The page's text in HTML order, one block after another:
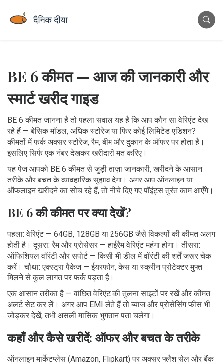
BE 6 कीमत — आज की जानकारी और
स्मार्ट खरीद गाइड
BE 6 कीमत जानना है तो पहला सवाल यह है कि आप कौन सा वेरिएंट देख
रहे हैं — बेसिक मॉडल, अधिक स्टोरेज या फिर कोई लिमिटेड एडिशन?
कीमतों में फर्क अक्सर स्टोरेज, रैम, बीम और दुकान के ऑफर पर होता है।
इसलिए सिर्फ एक नंबर देखकर खरीदारी मत करिए।
यह पेज आपको BE 6 कीमत से जुड़ी ताज़ा जानकारी, खरीदने के आसान
तरीके और बचत के व्यावहारिक सुझाव देगा। अगर आप ऑनलाइन या
ऑफलाइन खरीदने का सोच रहे हैं, तो नीचे दिए गए पॉइंट्स तुरंत काम आएँगे।
BE 6 की कीमत पर क्या देखें?
पहला: वेरिएंट — 64GB, 128GB या 256GB जैसे विकल्पों की कीमत अलग
होती है। दूसरा: रैम और प्रोसेसर — हाईरैम वेरिएंट महंगा होगा। तीसरा:
ऑफिशियल वॉरंटी और सपोर्ट — किसी भी डील में वॉरंटी की शर्तें जरूर चेक
करें। चौथा: एक्स्ट्रा पैकेज — ईयरफोन, केस या स्क्रीन प्रोटेक्टर मुफ्त
मिलने से कुल लागत पर फर्क पड़ता है।
एक आसान तरीका है — वांछित वेरिएंट की तुलना साइटों पर रखें और कीमत
अलर्ट सेट कर लें। अगर आप EMI लेते हैं तो ब्याज और प्रोसेसिंग फीस भी
जोड़कर देखें, तभी असली मासिक भुगतान पता चलेगा।
कहाँ और कैसे खरीदें: ऑफर और बचत के तरीके
ऑनलाइन मार्केटप्लेस (Amazon, Flipkart) पर अक्सर फ्लैश सेल और बैंक